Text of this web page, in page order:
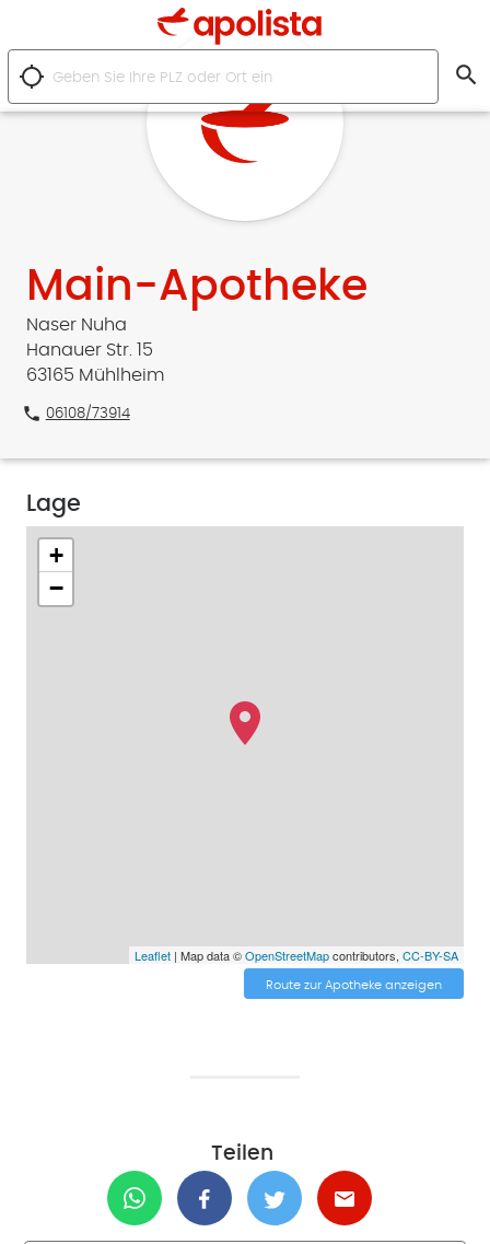
location_searching search
Main-Apotheke
Naser Nuha
Hanauer Str. 15
63165 Mühlheim
phone 06108/73914
Lage
+
−
Leaflet| Map data ©OpenStreetMapcontributors, CC-BY-SA
Route zur Apotheke anzeigen
Teilen